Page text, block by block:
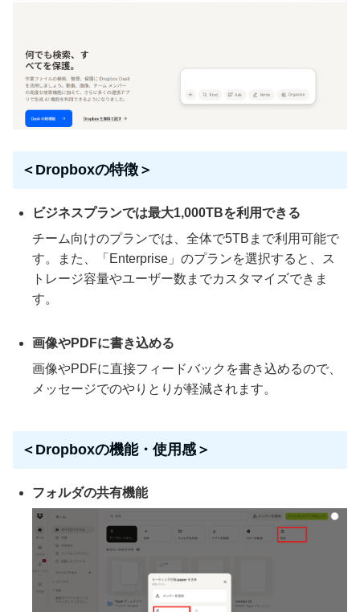
＜Dropboxの特徴＞
ビジネスプランでは最大1,000TBを利用できる
チーム向けのプランでは、全体で5TBまで利用可能で
す。また、「Enterprise」のプランを選択すると、ス
トレージ容量やユーザー数までカスタマイズできま
す。
画像やPDFに書き込める
画像やPDFに直接フィードバックを書き込めるので、
メッセージでのやりとりが軽減されます。
＜Dropboxの機能・使用感＞
フォルダの共有機能